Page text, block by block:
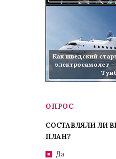
Как шведский
электросамолет
ОПРОС
СОСТАВЛЯЛИ ЛИ
ПЛАН?
Да